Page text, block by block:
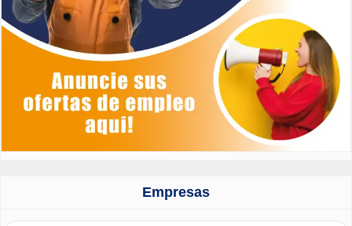
Empresas